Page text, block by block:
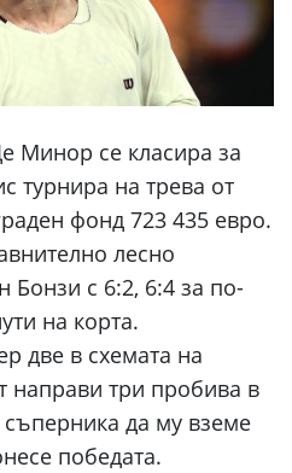
Минор се класира за
турнира на трева от
фонд 723 435 евро.
лесно
с 6:2, 6:4 за по-
на корта.
две в схемата на
направи три пробива в
да му вземе
победата.